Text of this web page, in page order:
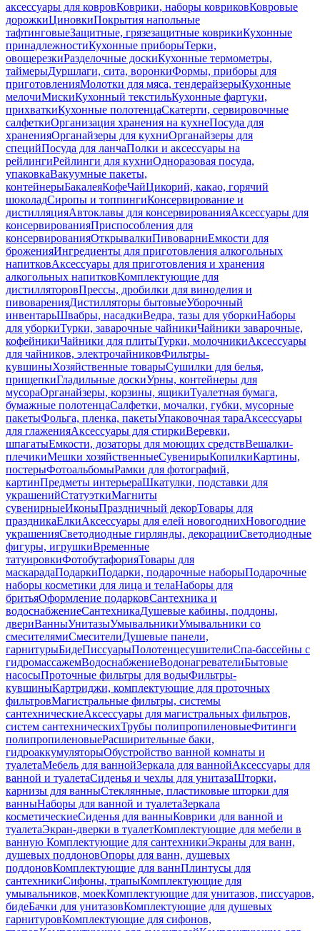
аксессуары для ковровКоврики, наборы ковриковКовровые
дорожкиЦиновкиПокрытия напольные
тафтинговыеЗащитные, грязезащитные коврикиКухонные
принадлежностиКухонные приборыТерки,
овощерезкиРазделочные доскиКухонные термометры,
таймерыДуршлаги, сита, воронкиФормы, приборы для
приготовленияМолотки для мяса, тендерайзерыКухонные
мелочиМискиКухонный текстильКухонные фартуки,
прихваткиКухонные полотенцаСкатерти, сервировочные
салфеткиОрганизация хранения на кухнеПосуда для
храненияОрганайзеры для кухниОрганайзеры для
специйПосуда для ланчаПолки и аксессуары на
рейлингиРейлинги для кухниОдноразовая посуда,
упаковкаВакуумные пакеты,
контейнерыБакалеяКофеЧайЦикорий, какао, горячий
шоколадСиропы и топпингиКонсервирование и
дистилляцияАвтоклавы для консервированияАксессуары для
консервированияПриспособления для
консервированияОткрывалкиПивоварниЕмкости для
броженияИнгредиенты для приготовления алкогольных
напитковАксессуары для приготовления и хранения
алкогольных напитковКомплектующие для
дистилляторовПрессы, дробилки для виноделия и
пивоваренияДистилляторы бытовыеУборочный
инвентарьШвабры, насадкиВедра, тазы для уборкиНаборы
для уборкиТурки, заварочные чайникиЧайники заварочные,
кофейникиЧайники для плитыТурки, молочникиАксессуары
для чайников, электрочайниковФильтры-
кувшиныХозяйственные товарыСушилки для белья,
прищепкиГладильные доскиУрны, контейнеры для
мусораОрганайзеры, корзины, ящикиТуалетная бумага,
бумажные полотенцаСалфетки, мочалки, губки, мусорные
пакетыФольга, пленка, пакетыУпаковочная тараАксессуары
для глаженияАксессуары для стиркиВеревки,
шпагатыЕмкости, дозаторы для моющих средствВешалки-
плечикиМешки хозяйственныеСувенирыКопилкиКартины,
постерыФотоальбомыРамки для фотографий,
картинПредметы интерьераШкатулки, подставки для
украшенийСтатуэткиМагниты
сувенирныеИконыПраздничный декорТовары для
праздникаЕлкиАксессуары для елей новогоднихНовогодние
украшенияСветодиодные гирлянды, декорацииСветодиодные
фигуры, игрушкиВременные
татуировкиФотобутафорияТовары для
маскарадаПодаркиПодарки, подарочные наборыПодарочные
наборы косметики для лица и телаНаборы для
бритьяОформление подарковСантехника и
водоснабжениеСантехникаДушевые кабины, поддоны,
двериВанныУнитазыУмывальникиУмывальники со
смесителямиСмесителиДушевые панели,
гарнитурыБидеПиссуарыПолотенцесушителиСпа-бассейны с
гидромассажемВодоснабжениеВодонагревателиБытовые
насосыПроточные фильтры для водыФильтры-
кувшиныКартриджи, комплектующие для проточных
фильтровМагистральные фильтры, системы
сантехническиеАксессуары для магистральных фильтров,
систем сантехническихТрубы полипропиленовыеФитинги
полипропиленовыеРасширительные баки,
гидроаккумуляторыОбустройство ванной комнаты и
туалетаМебель для ваннойЗеркала для ваннойАксессуары для
ванной и туалетаСиденья и чехлы для унитазаШторки,
карнизы для ванныСтеклянные, пластиковые шторки для
ванныНаборы для ванной и туалетаЗеркала
косметическиеСиденья для ванныКоврики для ванной и
туалетаЭкран-дверки в туалетКомплектующие для мебели в
ванную Комплектующие для сантехникиЭкраны для ванн,
душевых поддоновОпоры для ванн, душевых
поддоновКомплектующие для ваннПлинтусы для
сантехникиСифоны, трапыКомплектующие для
умывальников, моекКомплектующие для унитазов, писсуаров,
бидеБачки для унитазовКомплектующие для душевых
гарнитуровКомплектующие для сифонов,